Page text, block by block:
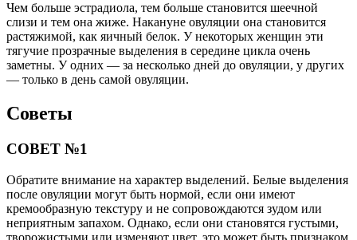
Чем больше эстрадиола, тем больше становится шеечной
слизи и тем она жиже. Накануне овуляции она становится
растяжимой, как яичный белок. У некоторых женщин эти
тягучие прозрачные выделения в середине цикла очень
заметны. У одних — за несколько дней до овуляции, у других
— только в день самой овуляции.
Советы
СОВЕТ №1
Обратите внимание на характер выделений. Белые выделения
после овуляции могут быть нормой, если они имеют
кремообразную текстуру и не сопровождаются зудом или
неприятным запахом. Однако, если они становятся густыми,
творожистыми или изменяют цвет, это может быть признаком